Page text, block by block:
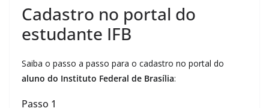
Cadastro no portal do
estudante IFB
Saiba o passo a passo para o cadastro no portal do
aluno do Instituto Federal de Brasília:
Passo 1